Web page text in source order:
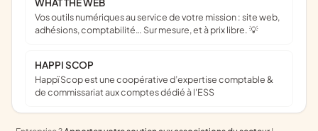
WHAT THE WEB
Vos outils numériques au service de votre mission : site web,
adhésions, comptabilité… Sur mesure, et à prix libre. 💡
HAPPI SCOP
Happï Scop est une coopérative d’expertise comptable &
de commissariat aux comptes dédié à l'ESS